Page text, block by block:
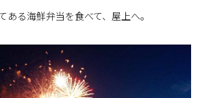
る海鮮弁当を食べて、屋上へ。